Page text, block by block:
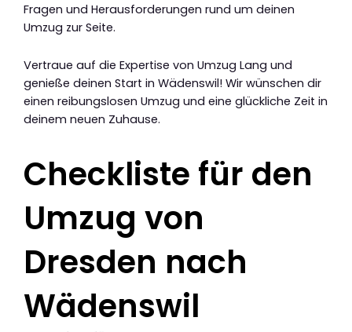
Fragen und Herausforderungen rund um deinen
Umzug zur Seite.
Vertraue auf die Expertise von Umzug Lang und
genieße deinen Start in Wädenswil! Wir wünschen dir
einen reibungslosen Umzug und eine glückliche Zeit in
deinem neuen Zuhause.
Checkliste für den
Umzug von
Dresden nach
Wädenswil